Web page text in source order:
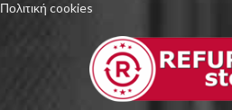
Πολιτική cookies